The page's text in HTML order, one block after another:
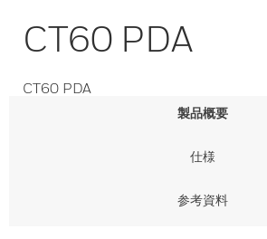
CT60 PDA
CT60 PDA
製品概要
仕様
参考資料